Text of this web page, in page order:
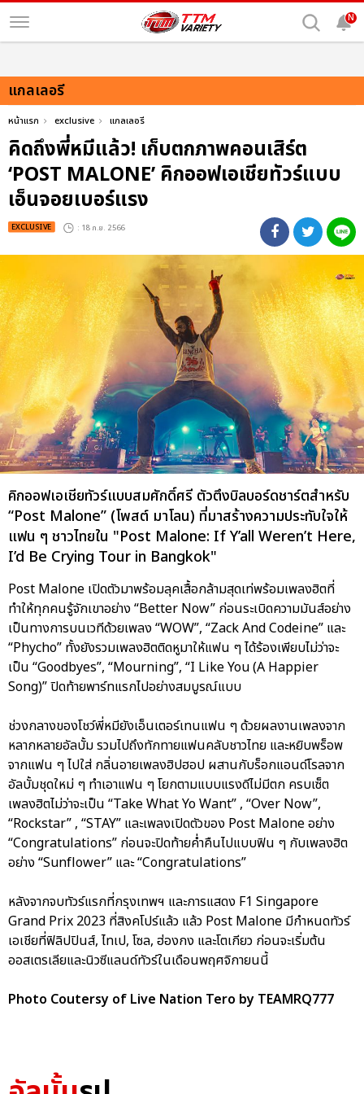
N
แกลเลอรี
หน้าแรก exclusive แกลเลอรี
คิดถึงพี่หมีแล้ว! เก็บตกภาพคอนเสิร์ต
‘POST MALONE’ คิกออฟเอเชียทัวร์แบบ
เอ็นจอยเบอร์แรง
EXCLUSIVE : 18 ก.ย. 2566
คิกออฟเอเชียทัวร์แบบสมศักดิ์ศรี ตัวตึงบิลบอร์ดชาร์ตสำหรับ
“Post Malone” (โพสต์ มาโลน) ที่มาสร้างความประทับใจให้
แฟน ๆ ชาวไทยใน "Post Malone: If Y’all Weren’t Here,
I’d Be Crying Tour in Bangkok"
Post Malone เปิดตัวมาพร้อมลุคเสื้อกล้ามสุดเท่พร้อมเพลงฮิตที่
ทำให้ทุกคนรู้จักเขาอย่าง “Better Now” ก่อนระเบิดความมันส์อย่าง
เป็นทางการบนเวทีด้วยเพลง “WOW”, “Zack And Codeine” และ
“Phycho” ทั้งยังรวมเพลงฮิตติดหูมาให้แฟน ๆ ได้ร้องเพียบไม่ว่าจะ
เป็น “Goodbyes”, “Mourning”, “I Like You (A Happier
Song)” ปิดท้ายพาร์ทแรกไปอย่างสมบูรณ์แบบ
ช่วงกลางของโชว์พี่หมียังเอ็นเตอร์เทนแฟน ๆ ด้วยผลงานเพลงจาก
หลากหลายอัลบั้ม รวมไปถึงทักทายแฟนคลับชาวไทย และหยิบพร็อพ
จากแฟน ๆ ไปใส่ กลิ่นอายเพลงฮิปฮอป ผสานกับร็อกแอนด์โรลจาก
อัลบั้มชุดใหม่ ๆ ทำเอาแฟน ๆ โยกตามแบบแรงดีไม่มีตก ครบเซ็ต
เพลงฮิตไม่ว่าจะเป็น “Take What Yo Want” , “Over Now”,
“Rockstar” , “STAY” และเพลงเปิดตัวของ Post Malone อย่าง
“Congratulations” ก่อนจะปิดท้ายค่ำคืนไปแบบฟิน ๆ กับเพลงฮิต
อย่าง “Sunflower” และ “Congratulations”
หลังจากจบทัวร์แรกที่กรุงเทพฯ และการแสดง F1 Singapore
Grand Prix 2023 ที่สิงคโปร์แล้ว แล้ว Post Malone มีกำหนดทัวร์
เอเชียที่ฟิลิปปินส์, ไทเป, โซล, ฮ่องกง และโตเกียว ก่อนจะเริ่มต้น
ออสเตรเลียและนิวซีแลนด์ทัวร์ในเดือนพฤศจิกายนนี้
Photo Coutersy of Live Nation Tero by TEAMRQ777